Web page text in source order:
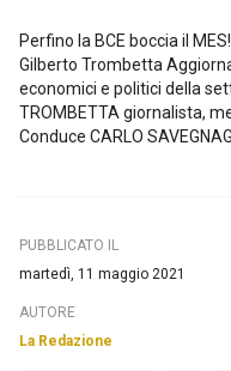
Perfino la BCE boccia il
Gilberto Trombetta
economici e politici della
TROMBETTA giornalista,
Conduce CARLO
PUBBLICATO IL
martedì, 11 maggio 2021
AUTORE
La Redazione